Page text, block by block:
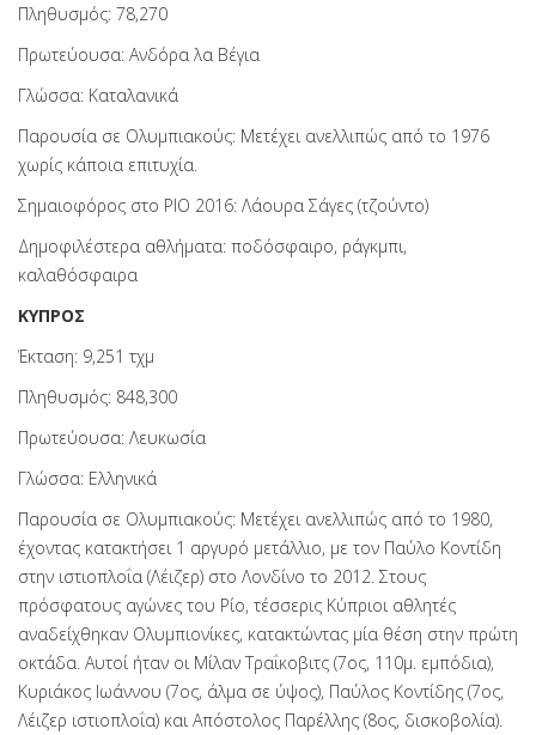
Πληθυσμός: 78,270
Πρωτεύουσα: Ανδόρα λα Βέγια
Γλώσσα: Καταλανικά
Παρουσία σε Ολυμπιακούς: Μετέχει ανελλιπώς από το 1976
χωρίς κάποια επιτυχία.
Σημαιοφόρος στο ΡΙΟ 2016: Λάουρα Σάγες (τζούντο)
Δημοφιλέστερα αθλήματα: ποδόσφαιρο, ράγκμπι,
καλαθόσφαιρα
ΚΥΠΡΟΣ
Έκταση: 9,251 τχμ
Πληθυσμός: 848,300
Πρωτεύουσα: Λευκωσία
Γλώσσα: Ελληνικά
Παρουσία σε Ολυμπιακούς: Μετέχει ανελλιπώς από το 1980,
έχοντας κατακτήσει 1 αργυρό μετάλλιο, με τον Παύλο Κοντίδη
στην ιστιοπλοΐα (Λέιζερ) στο Λονδίνο το 2012. Στους
πρόσφατους αγώνες του Ρίο, τέσσερις Κύπριοι αθλητές
αναδείχθηκαν Ολυμπιονίκες, κατακτώντας μία θέση στην πρώτη
οκτάδα. Αυτοί ήταν οι Μίλαν Τραΐκοβιτς (7ος, 110μ. εμπόδια),
Κυριάκος Ιωάννου (7ος, άλμα σε ύψος), Παύλος Κοντίδης (7ος,
Λέιζερ ιστιοπλοΐα) και Απόστολος Παρέλλης (8ος, δισκοβολία).